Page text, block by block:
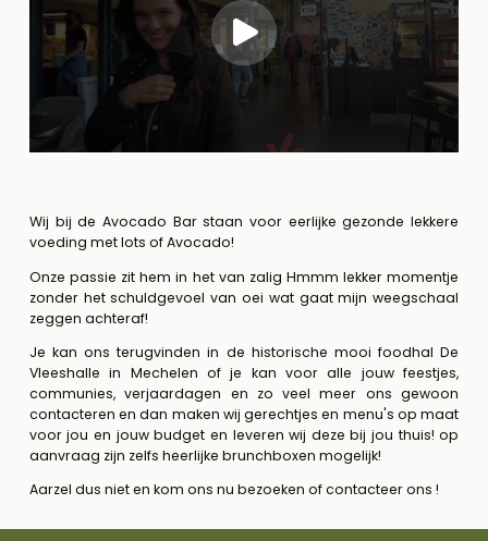
Wij bij de Avocado Bar staan voor eerlijke gezonde lekkere
voeding met lots of Avocado!
Onze passie zit hem in het van zalig Hmmm lekker momentje
zonder het schuldgevoel van oei wat gaat mijn weegschaal
zeggen achteraf!
Je kan ons terugvinden in de historische mooi foodhal De
Vleeshalle in Mechelen of je kan voor alle jouw feestjes,
communies, verjaardagen en zo veel meer ons gewoon
contacteren en dan maken wij gerechtjes en menu's op maat
voor jou en jouw budget en leveren wij deze bij jou thuis! op
aanvraag zijn zelfs heerlijke brunchboxen mogelijk!
Aarzel dus niet en kom ons nu bezoeken of contacteer ons !